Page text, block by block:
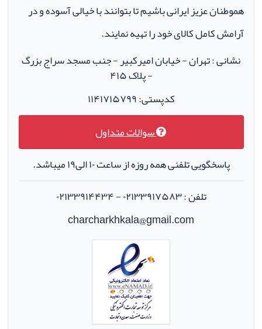
هموطنان عزیز ایرانی باشیم تا بتوانند با خیالی آسوده و در
آرامش کامل کالای خود را تهیه نمایند.
نشانی : تهران - خیابان امیرکبیر - جنب مسجد سراج بزرگ
- پلاک ۴۱۵
کدپستی: ۱۱۴۱۷۱۵۷۹۹
سوالات متداول
پاسخگویی تلفنی همه روزه از ساعت ۱۰ الی۱۹ میباشد.
تلفن : ۰۲۱۳۳۹۱۷۵۸۳ - ۰۲۱۳۳۹۱۴۴۳۴
charcharkhkala@gmail.com